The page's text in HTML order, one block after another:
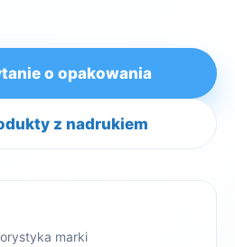
o opakowania
z nadrukiem
marki